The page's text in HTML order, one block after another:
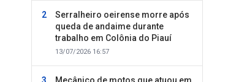
Serralheiro oeirense morre após
queda de andaime durante
trabalho em Colônia do Piauí
13/07/2026 16:57